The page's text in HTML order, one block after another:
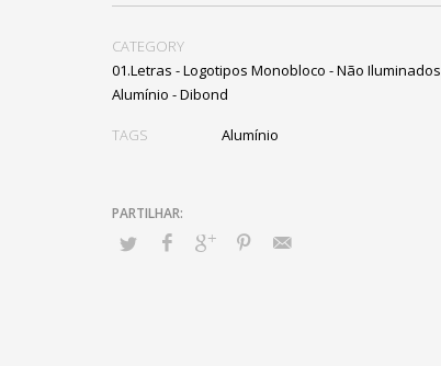
CATEGORY
01.Letras - Logotipos Monobloco - Não Iluminados
Alumínio - Dibond
TAGS Alumínio